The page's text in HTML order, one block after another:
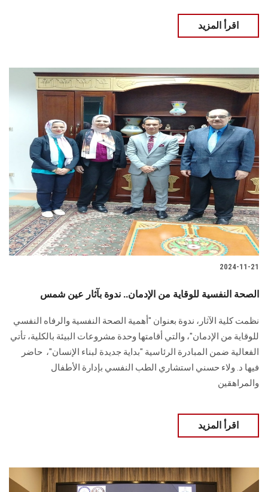
اقرأ المزيد
2024-11-21
الصحة النفسية للوقاية من الإدمان.. ندوة بآثار عين شمس
نظمت كلية الآثار، ندوة بعنوان "أهمية الصحة النفسية والرفاه النفسي
للوقاية ‏من الإدمان"، والتي أقامتها وحدة مشروعات البيئة بالكلية، تأتي
الفعالية ضمن ‏المبادرة الرئاسية "بداية جديدة لبناء الإنسان"، ‏ حاضر
فيها د. ولاء حسني استشاري الطب النفسي بإدارة الأطفال
والمراهقين ‏
اقرأ المزيد